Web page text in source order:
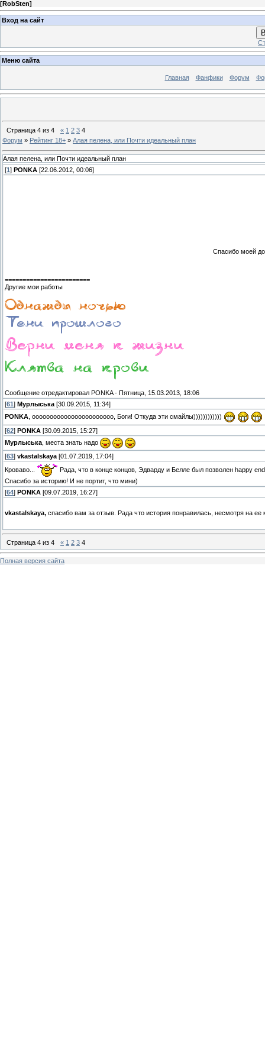
[RobSten]
Вход на сайт
Меню сайта
Главная Фанфики Форум
Страница 4 из 4 « 1 2 3 4
Форум » Рейтинг 18+ » Алая пелена, или Почти идеальный план
Алая пелена, или Почти идеальный план
[1 ] PONKA [22.06.2012, 00:06]
Спасибо моей
========================
Другие мои работы
Сообщение отредактировал PONKA- Пятница, 15.03.2013, 18:06
[61 ] Мурлыська [30.09.2015, 11:34]
PONKA , ооооооооооооооооооооооо, Боги! Откуда эти смайлы))))))))))))
[62] PONKA [30.09.2015, 15:27]
Мурлыська , места знать надо
[63] vkastalskaya [01.07.2019, 17:04]
Кроваво...
Рада, что в конце концов, Эдварду и Белле был позволен happy
Спасибо за историю! И не портит, что мини)
[64] PONKA [09.07.2019, 16:27]
vkastalskaya, спасибо вам за отзыв. Рада что история понравилась, несмотря на
Страница 4 из 4 « 1 2 3 4
Полная версия сайта